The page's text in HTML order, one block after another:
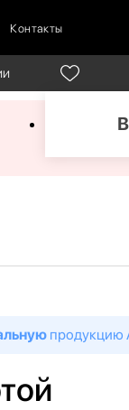
Контакты
продукцию